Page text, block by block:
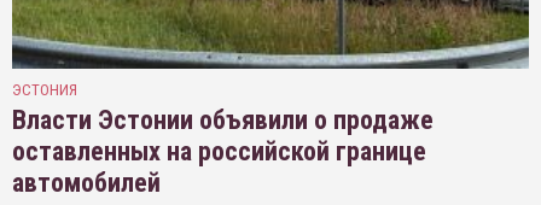
ЭСТОНИЯ
Власти Эстонии объявили о продаже
оставленных на российской границе
автомобилей